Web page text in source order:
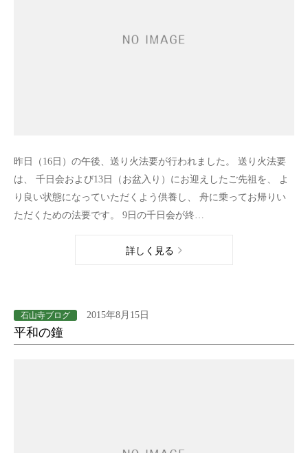
昨日（16日）の午後、送り火法要が行われました。 送り火法要
は、 千日会および13日（お盆入り）にお迎えしたご先祖を、 よ
り良い状態になっていただくよう供養し、 舟に乗ってお帰りい
ただくための法要です。 9日の千日会が終…
詳しく見る
石山寺ブログ 2015年8月15日
平和の鐘